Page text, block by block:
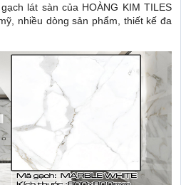
lát sàn của HOÀNG KIM TILES
nhiều dòng sản phẩm, thiết kế đa